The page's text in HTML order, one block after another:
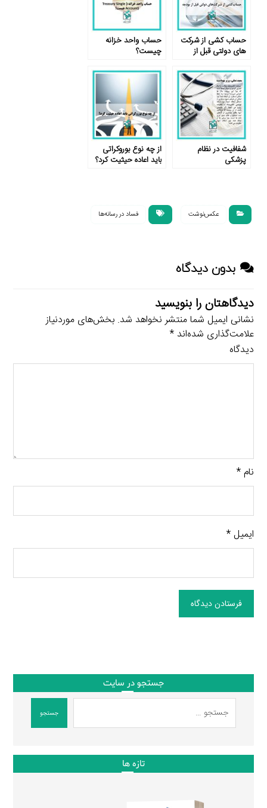
حساب کشی از شرکت
های دولتی قبل از
حساب واحد خزانه
چیست؟
شفافیت در نظام
پزشکی
از چه نوع بوروکراتی
باید اعاده حیثیت کرد؟
عکس‌نوشت فساد در رسانه‌ها
بدون دیدگاه
دیدگاهتان را بنویسید
نشانی ایمیل شما منتشر نخواهد شد. بخش‌های موردنیاز
علامت‌گذاری شده‌اند*
دیدگاه
نام*
ایمیل*
فرستادن دیدگاه
جستجو در سایت
جستجو
تازه ها